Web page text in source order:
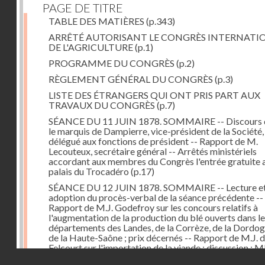
PAGE DE TITRE
TABLE DES MATIÈRES (p.343)
ARRÊTÉ AUTORISANT LE CONGRÈS
DE L'AGRICULTURE(p.1)
PROGRAMME DU CONGRÈS (p.2)
RÈGLEMENT GÉNÉRAL DU CONGRÈS (p.3)
LISTE DES ÉTRANGERS QUI ONT PRIS PART AUX
TRAVAUX DU CONGRÈS (p.7)
SÉANCE DU 11 JUIN 1878. SOMMAIRE -- Discours
le marquis de Dampierre, vice-président de la Société,
délégué aux fonctions de président -- Rapport de M.
Lecouteux, secrétaire général -- Arrêtés ministériels
accordant aux membres du Congrès l'entrée gratuite
palais du Trocadéro (p.17)
SÉANCE DU 12 JUIN 1878. SOMMAIRE -- Lecture
adoption du procès-verbal de la séance précédente --
Rapport de M.J. Godefroy sur les concours relatifs à
l'augmentation de la production du blé ouverts dans
départements des Landes, de la Corrèze, de la
de la Haute-Saône ; prix décernés -- Rapport de M.J.
Felcourt sur l'importation de la viande ; discussion :